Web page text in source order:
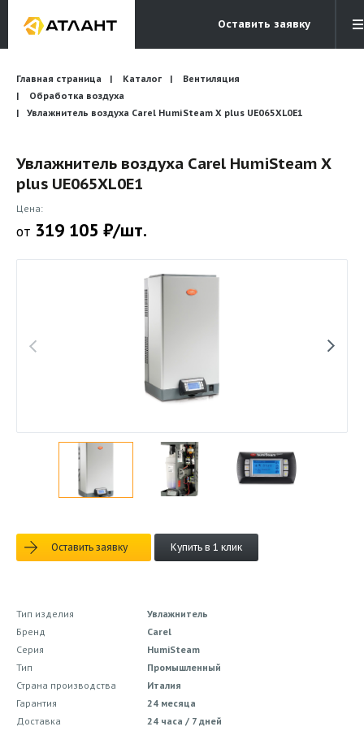
Оставить заявку
Электронная почта
info@atlantcompany.ru
Бесплатный звонок
Бренды
Бланки запросов
Главная страница Каталог
Вентиляция
Обработка воздуха
Увлажнитель воздуха Carel HumiSteam X plus UE065XL0E1
Увлажнитель воздуха Carel HumiSteam X
plus UE065XL0E1
Цена:
от 319 105 ₽/шт.
Оставить заявку Купить в 1 клик
Тип изделия
Увлажнитель
Бренд
Carel
Серия
HumiSteam
Тип
Промышленный
Страна производства
Италия
Гарантия
24 месяца
Доставка
24 часа / 7 дней